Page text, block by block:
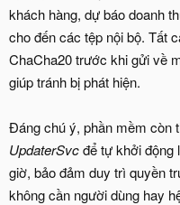
khách hàng, dự báo doanh
cho đến các tệp nội bộ. Tất
ChaCha20 trước khi gửi về
giúp tránh bị phát hiện.
Đáng chú ý, phần mềm còn
UpdaterSvcđể tự khởi động
giờ, bảo đảm duy trì quyền
không cần người dùng hay